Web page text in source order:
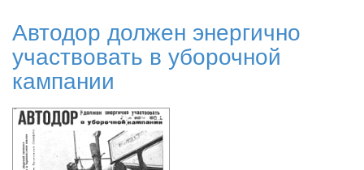
Автодор должен энергично
участвовать в уборочной
кампании